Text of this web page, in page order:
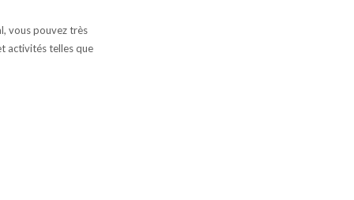
vous pouvez très
activités telles que